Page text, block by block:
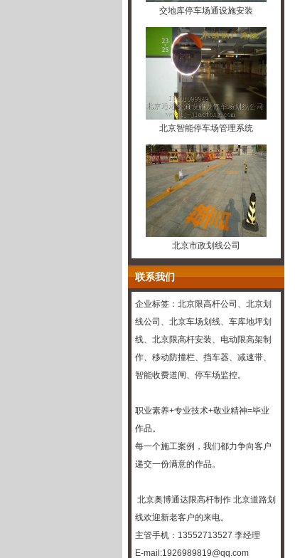
交地库停车场通设施安装
北京智能停车场管理系统
北京市政划线公司
联系我们
企业标签：北京限高杆公司、 北京划
线公司、 北京车场划线、车库地坪划
线、北京限高杆安装、电动限高架制
作、移动防撞栏、挡车器、减速带、
智能收费道闸、停车场监控。
职业素养+专业技术+敬业精神=毕业
作品。
每一个施工案例，我们都力争向客户
递交一份满意的作品。
北京奥博通达限高杆制作 北京道路划
线欢迎新老客户的来电。
主管手机：13552713527 李经理
E-mail:1926989819@qq.com